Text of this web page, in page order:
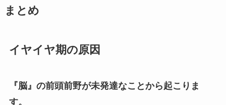
まとめ
イヤイヤ期の原因
『脳』の前頭前野が未発達なことから起こりま
す。